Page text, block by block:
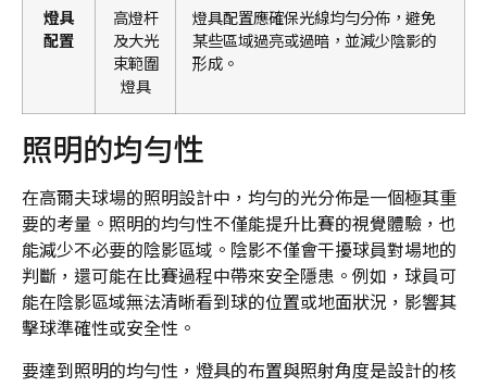
燈具
配置
高燈杆
及大光
束範圍
燈具
燈具配置應確保光線均勻分佈，避免
某些區域過亮或過暗，並減少陰影的
形成。
照明的均勻性
在高爾夫球場的照明設計中，均勻的光分佈是一個極其重
要的考量。照明的均勻性不僅能提升比賽的視覺體驗，也
能減少不必要的陰影區域。陰影不僅會干擾球員對場地的
判斷，還可能在比賽過程中帶來安全隱患。例如，球員可
能在陰影區域無法清晰看到球的位置或地面狀況，影響其
擊球準確性或安全性。
要達到照明的均勻性，燈具的布置與照射角度是設計的核